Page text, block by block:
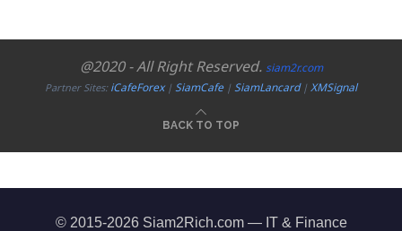
@2020 - All Right Reserved. siam2r.com
Partner Sites:iCafeForex|SiamCafe|SiamLancard|XMSignal
BACK TO TOP
© 2015-2026 Siam2Rich.com — IT & Finance